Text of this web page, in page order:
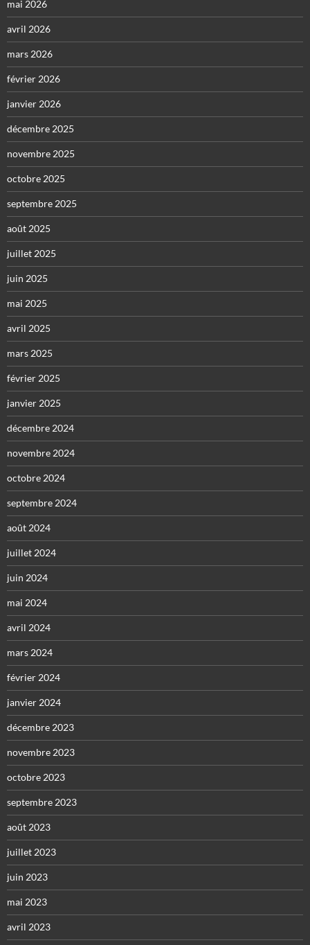
mai 2026
avril 2026
mars 2026
février 2026
janvier 2026
décembre 2025
novembre 2025
octobre 2025
septembre 2025
août 2025
juillet 2025
juin 2025
mai 2025
avril 2025
mars 2025
février 2025
janvier 2025
décembre 2024
novembre 2024
octobre 2024
septembre 2024
août 2024
juillet 2024
juin 2024
mai 2024
avril 2024
mars 2024
février 2024
janvier 2024
décembre 2023
novembre 2023
octobre 2023
septembre 2023
août 2023
juillet 2023
juin 2023
mai 2023
avril 2023